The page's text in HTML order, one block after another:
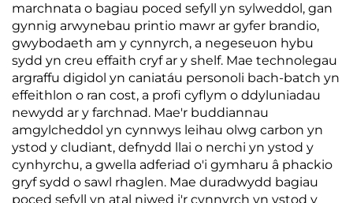
marchnata o bagiau poced sefyll yn sylweddol, gan
gynnig arwynebau printio mawr ar gyfer brandio,
gwybodaeth am y cynnyrch, a negeseuon hybu
sydd yn creu effaith cryf ar y shelf. Mae technolegau
argraffu digidol yn caniatáu personoli bach-batch yn
effeithlon o ran cost, a profi cyflym o ddyluniadau
newydd ar y farchnad. Mae'r buddiannau
amgylcheddol yn cynnwys leihau olwg carbon yn
ystod y cludiant, defnydd llai o nerchi yn ystod y
cynhyrchu, a gwella adferiad o'i gymharu â phackio
gryf sydd o sawl rhaglen. Mae duradwydd bagiau
poced sefyll yn atal niwed i'r cynnyrch yn ystod y